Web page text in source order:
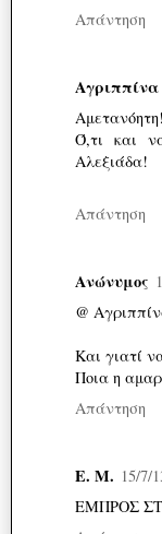
Απάντηση
Αγριππίνα
Αμετανόητη!
Ό,τι και
Αλεξιάδα!
Απάντηση
Ανώνυμος
@
Και γιατί
Ποια η
Απάντηση
Ε. Μ. 15/7/
ΕΜΠΡΟΣ